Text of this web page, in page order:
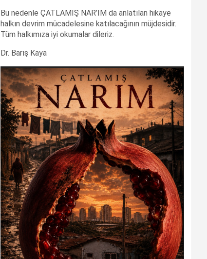
Bu nedenle ÇATLAMIŞ NAR’IM da anlatılan hikaye
halkın devrim mücadelesine katılacağının müjdesidir.
Tüm halkımıza iyi okumalar dileriz.
Dr. Barış Kaya